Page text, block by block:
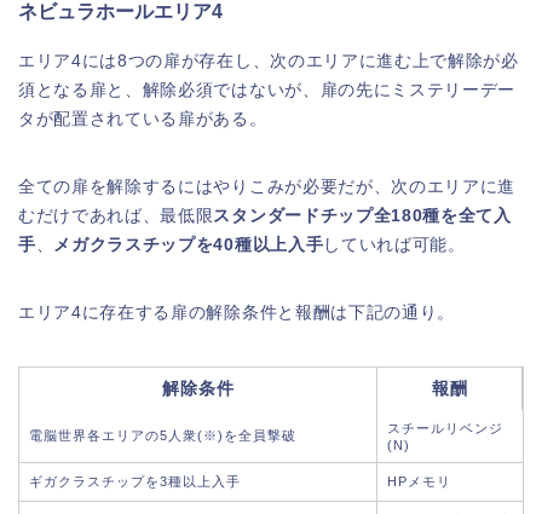
ネビュラホールエリア4
エリア4には8つの扉が存在し、次のエリアに進む上で解除が必
須となる扉と、解除必須ではないが、扉の先にミステリーデー
タが配置されている扉がある。
全ての扉を解除するにはやりこみが必要だが、次のエリアに進
むだけであれば、最低限スタンダードチップ全180種を全て入
手、 メガクラスチップを40種以上入手 していれば可能。
エリア4に存在する扉の解除条件と報酬は下記の通り。
解除条件 報酬
電脳世界各エリアの5人衆(※)を全員撃破
スチールリベンジ
(N)
ギガクラスチップを3種以上入手 HPメモリ